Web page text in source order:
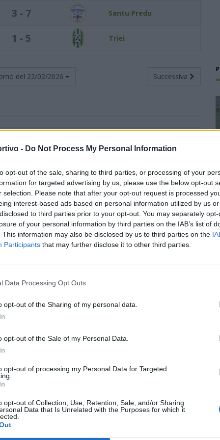
- Do Not Process My Personal Information
opt-out of the sale, sharing to third parties, or processing of your
for targeted advertising by us, please use the below opt-out
selection. Please note that after your opt-out request is processed
interest-based ads based on personal information utilized by us
to third parties prior to your opt-out. You may separately
of your personal information by third parties on the IAB’s list of
This information may also be disclosed by us to third parties on the
Participants that may further disclose it to other third parties.
Data Processing Opt Outs
opt-out of the Sharing of my personal data.
opt-out of the Sale of my Personal Data.
opt-out of processing my Personal Data for Targeted
opt-out of Collection, Use, Retention, Sale, and/or Sharing
Data that Is Unrelated with the Purposes for which it
3 - 7 Santu Predu
1 - 5 Triei
del 22/02/2026 Successiva
V N P F S V N P F S V N P F
16 1 2 71 24 7 1 1 36 10 9 0 1 35 14
14 3 2 42 16 8 1 1 26 7 6 2 1 16 9
12 4 3 48 30 6 1 2 25 17 6 3 1 23 13
11 3 5 46 30 5 1 3 19 16 6 2 2 27 14
6 3 10 39 52 4 3 2 26 16 0 8
10 25 39 5 1 4 15 13 3 6 10
3